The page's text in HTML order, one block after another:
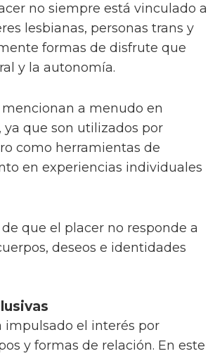
no siempre está vinculado a
lesbianas, personas trans y
formas de disfrute que
y la autonomía.
mencionan a menudo en
que son utilizados por
como herramientas de
en experiencias individuales
que el placer no responde a
deseos e identidades
impulsado el interés por
y formas de relación. En este